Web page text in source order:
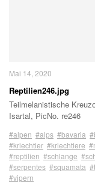
Mai 14, 2020
Reptilien246.jpg
Teilmelanistische
Isartal, PicNo. re246
#alpen #alps #bavaria
#kriechtier #kriechtiere
#reptilien #schlange
#serpentes #squamata
#vipern